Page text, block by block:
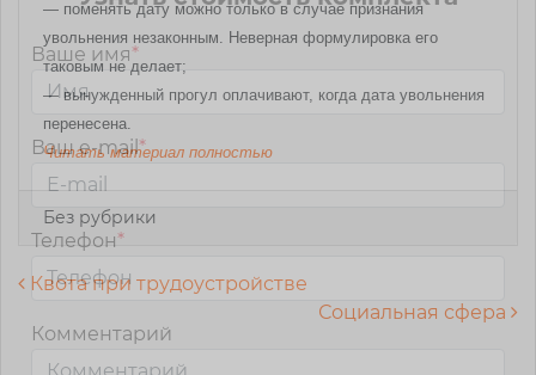
— поменять дату можно только в случае признания
увольнения незаконным. Неверная формулировка его
таковым не делает;
— вынужденный прогул оплачивают, когда дата увольнения
перенесена.
Читать материал полностью
Без рубрики
Навигация по записям
Квота при трудоустройстве
Социальная сфера
Ваше имя*
Ваш e-mail*
Телефон*
Комментарий